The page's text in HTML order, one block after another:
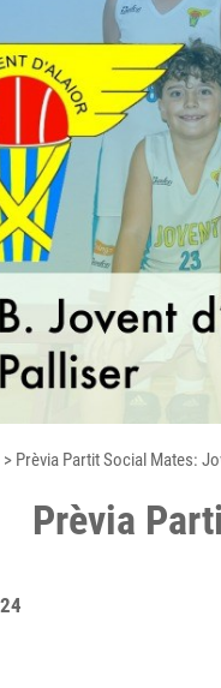
> Prèvia Partit Social Mates:
Prèvia